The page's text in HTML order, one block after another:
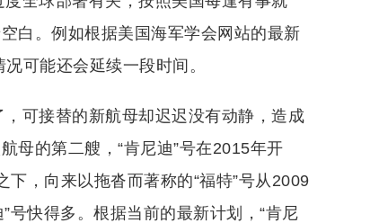
白。例如根据美国海军学会网站的最新
可能还会延续一段时间。
可接替的新航母却迟迟没有动静，造成
母的第二艘，“肯尼迪”号在2015年开
，向来以拖沓而著称的“福特”号从2009
号快得多。根据当前的最新计划，“肯尼